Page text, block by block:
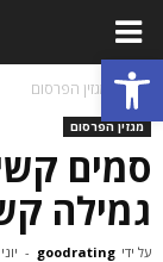
פתח סרגל נגישות
בית מגזין הפרסום
מגזין הפרסום
סמים
גמילה
על ידי goodrating
- יוני 28, 2022